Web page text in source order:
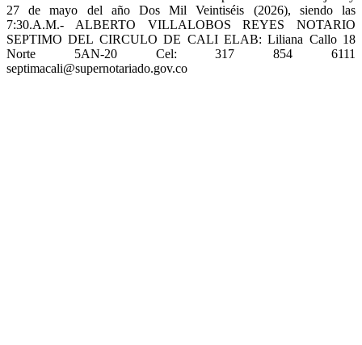
27 de mayo del año Dos Mil Veintiséis (2026), siendo las
7:30.A.M.- ALBERTO VILLALOBOS REYES NOTARIO
SEPTIMO DEL CIRCULO DE CALI ELAB: Liliana Callo 18
Norte 5AN-20 Cel: 317 854 6111
septimacali@supernotariado.gov.co